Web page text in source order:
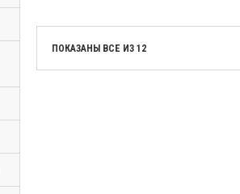
ПОКАЗАНЫ ВСЕ ИЗ 12